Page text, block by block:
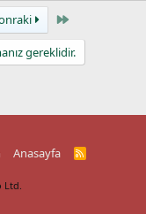
Last
gereklidir.
Anasayfa
R
Ltd.